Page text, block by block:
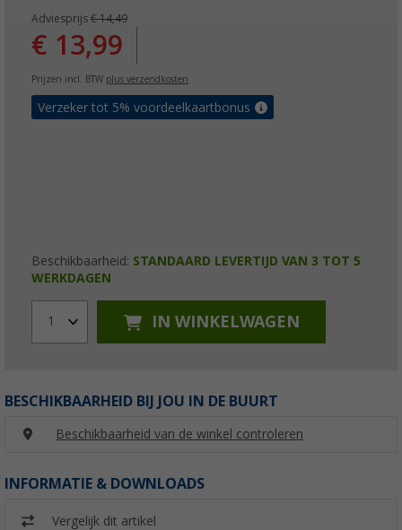
Adviesprijs € 14,49
€ 13,99
Prijzen incl. BTW plus verzendkosten
Verzeker tot 5% voordeelkaartbonus
Beschikbaarheid: STANDAARD LEVERTIJD VAN 3 TOT 5
WERKDAGEN
1 IN WINKELWAGEN
BESCHIKBAARHEID BIJ JOU IN DE BUURT
Beschikbaarheid van de winkel controleren
INFORMATIE & DOWNLOADS
Vergelijk dit artikel